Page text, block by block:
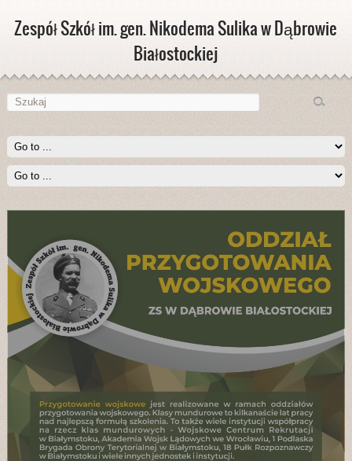
Zespół Szkół im. gen. Nikodema Sulika w Dąbrowie
Białostockiej